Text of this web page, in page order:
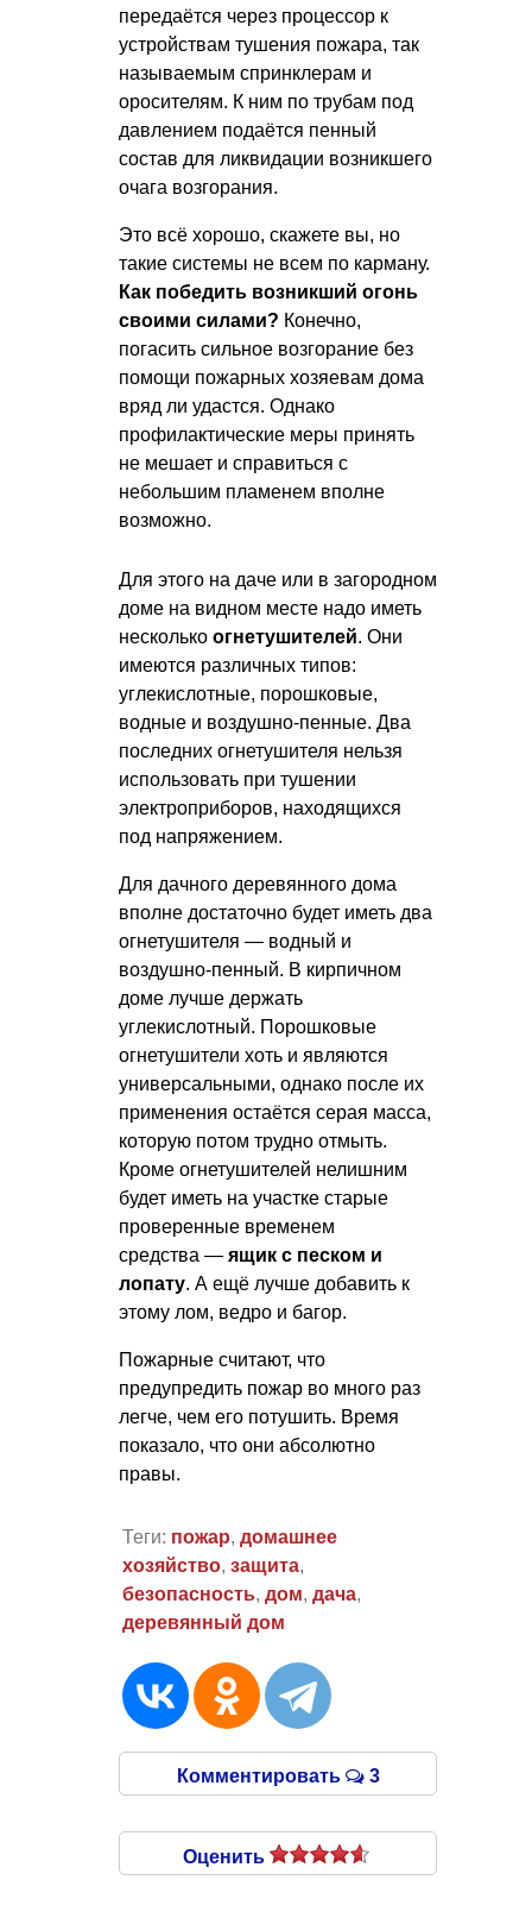
передаётся через процессор к
устройствам тушения пожара, так
называемым спринклерам и
оросителям. К ним по трубам под
давлением подаётся пенный
состав для ликвидации возникшего
очага возгорания.
Это всё хорошо, скажете вы, но
такие системы не всем по карману.
Как победить возникший огонь
своими силами? Конечно,
погасить сильное возгорание без
помощи пожарных хозяевам дома
вряд ли удастся. Однако
профилактические меры принять
не мешает и справиться с
небольшим пламенем вполне
возможно.
Для этого на даче или в загородном
доме на видном месте надо иметь
несколько огнетушителей. Они
имеются различных типов:
углекислотные, порошковые,
водные и воздушно-пенные. Два
последних огнетушителя нельзя
использовать при тушении
электроприборов, находящихся
под напряжением.
Для дачного деревянного дома
вполне достаточно будет иметь два
огнетушителя — водный и
воздушно-пенный. В кирпичном
доме лучше держать
углекислотный. Порошковые
огнетушители хоть и являются
универсальными, однако после их
применения остаётся серая масса,
которую потом трудно отмыть.
Кроме огнетушителей нелишним
будет иметь на участке старые
проверенные временем
средства — ящик с песком и
лопату. А ещё лучше добавить к
этому лом, ведро и багор.
Пожарные считают, что
предупредить пожар во много раз
легче, чем его потушить. Время
показало, что они абсолютно
правы.
Теги: пожар, домашнее
хозяйство, защита,
безопасность, дом, дача,
деревянный дом
Комментировать 3
Оценить